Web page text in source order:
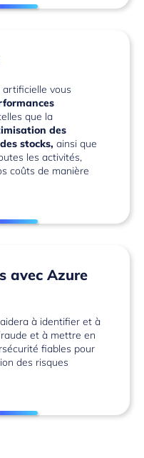
artificielle vous
que la
des
stocks, ainsi que
les activités,
coûts de manière
avec Azure
à identifier et à
et à mettre en
fiables pour
des risques